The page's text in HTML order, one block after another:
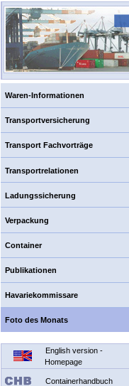
Waren-Informationen
Transportversicherung
Transport Fachvorträge
Transportrelationen
Ladungssicherung
Verpackung
Container
Publikationen
Havariekommissare
Foto des Monats
English version -
Homepage
Containerhandbuch